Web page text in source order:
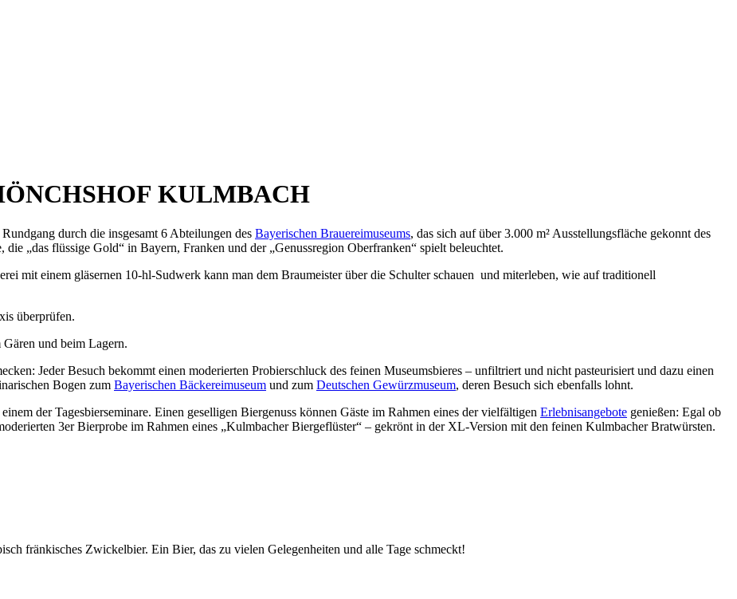
KULMBACH
durch die insgesamt 6 Abteilungen des Bayerischen Brauereimuseums, das sich auf über 3.000 m² Ausstellungsfläche gekonnt des
„das flüssige Gold“ in Bayern, Franken und der „Genussregion Oberfranken“ spielt beleuchtet.
mit einem gläsernen 10-hl-Sudwerk kann man dem Braumeister über die Schulter schauen und miterleben, wie auf traditionell
überprüfen.
und beim Lagern.
Jeder Besuch bekommt einen moderierten Probierschluck des feinen Museumsbieres – unfiltriert und nicht pasteurisiert und dazu einen
Bogen zum Bayerischen Bäckereimuseum und zum Deutschen Gewürzmuseum, deren Besuch sich ebenfalls lohnt.
der Tagesbierseminare. Einen geselligen Biergenuss können Gäste im Rahmen eines der vielfältigen Erlebnisangebote genießen: Egal ob
3er Bierprobe im Rahmen eines „Kulmbacher Biergeflüster“ – gekrönt in der XL-Version mit den feinen Kulmbacher Bratwürsten.
fränkisches Zwickelbier. Ein Bier, das zu vielen Gelegenheiten und alle Tage schmeckt!